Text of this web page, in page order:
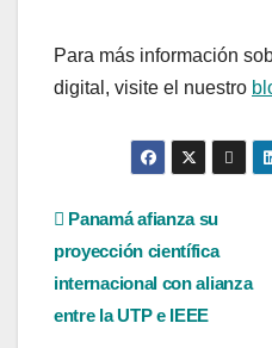
Para más información
digital, visite el nuestro
Navegación
de
entradas
Panamá afianza su
proyección científica
internacional con alianza
entre la UTP e IEEE